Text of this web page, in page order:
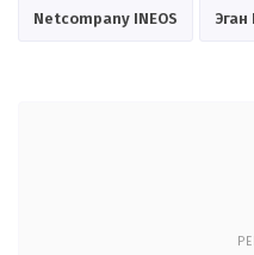
Netcompany INEOS